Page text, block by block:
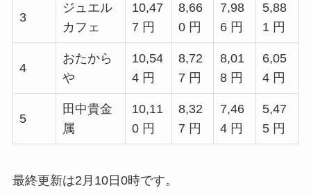
3
ジュエル
カフェ
10,47
7 円
8,66
0 円
7,98
6 円
5,88
1 円
4
おたから
や
10,54
4 円
8,72
7 円
8,01
8 円
6,05
4 円
5
田中貴金
属
10,11
0 円
8,32
7 円
7,46
4 円
5,47
5 円
最終更新は2月10日0時です。